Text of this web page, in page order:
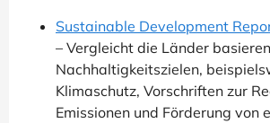
Sustainable Development
– Vergleicht die Länder
Nachhaltigkeitszielen,
Klimaschutz, Vorschriften zur
Emissionen und Förderung von